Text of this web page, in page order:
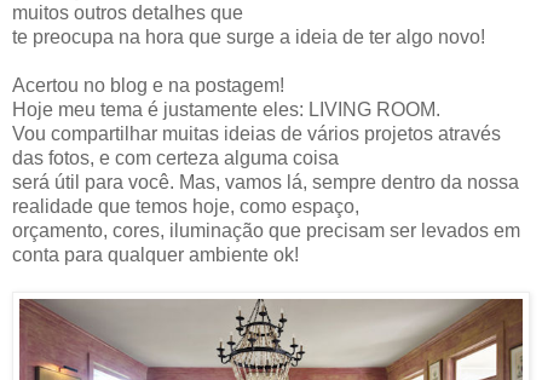
muitos outros detalhes que
te preocupa na hora que surge a ideia de ter algo novo!
Acertou no blog e na postagem!
Hoje meu tema é justamente eles: LIVING ROOM.
Vou compartilhar muitas ideias de vários projetos através
das fotos, e com certeza alguma coisa
será útil para você. Mas, vamos lá, sempre dentro da nossa
realidade que temos hoje, como espaço,
orçamento, cores, iluminação que precisam ser levados em
conta para qualquer ambiente ok!